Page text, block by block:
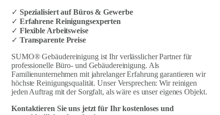
✓ Spezialisiert auf Büros & Gewerbe
✓ Erfahrene Reinigungsexperten
✓ Flexible Arbeitsweise
✓ Transparente Preise
SUMO® Gebäudereinigung ist Ihr verlässlicher Partner für
professionelle Büro- und Gebäudereinigung. Als
Familienunternehmen mit jahrelanger Erfahrung garantieren wir
höchste Reinigungsqualität. Unser Versprechen: Wir reinigen
jeden Auftrag mit der Sorgfalt, als wäre es unser eigenes Objekt.
Kontaktieren Sie uns jetzt für Ihr kostenloses und